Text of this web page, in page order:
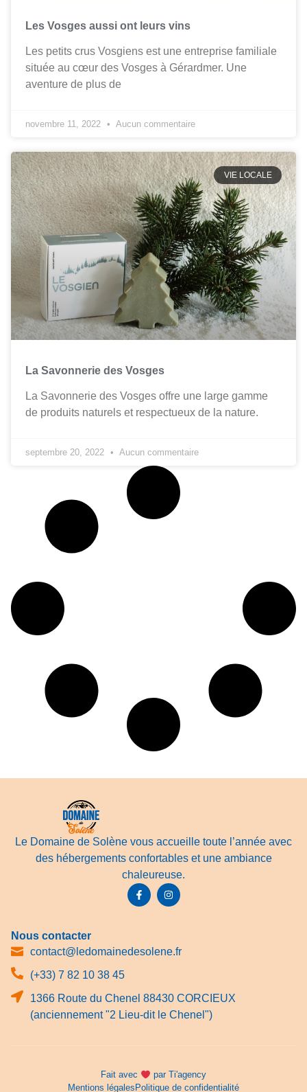
Les Vosges aussi ont leurs vins
Les petits crus Vosgiens est une entreprise familiale
située au cœur des Vosges à Gérardmer. Une
aventure de plus de
novembre 11, 2022 Aucun commentaire
VIE LOCALE
La Savonnerie des Vosges
La Savonnerie des Vosges offre une large gamme
de produits naturels et respectueux de la nature.
septembre 20, 2022 Aucun commentaire
Le Domaine de Solène vous accueille toute l’année avec
des hébergements confortables et une ambiance
chaleureuse.
Nous contacter
contact@ledomainedesolene.fr
(+33) 7 82 10 38 45
1366 Route du Chenel 88430 CORCIEUX
(anciennement "2 Lieu-dit le Chenel")
Fait avec
par Ti'agency
Mentions légales Politique de confidentialité